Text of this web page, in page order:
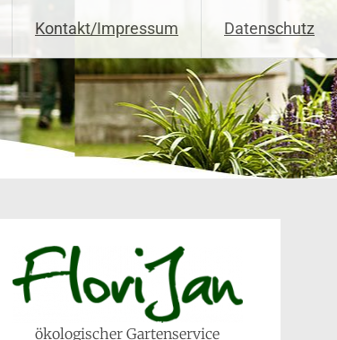
Kontakt/Impressum Datenschutz
ökologischer Gartenservice